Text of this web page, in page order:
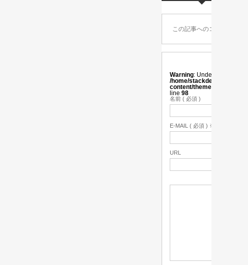
この記事へのコメントはあ
Warning : Undefined
/home/stackdesign/
content/themes/
line 98
名前 ( 必須 )
E-MAIL ( 必須 ) ※ 公開されま
URL